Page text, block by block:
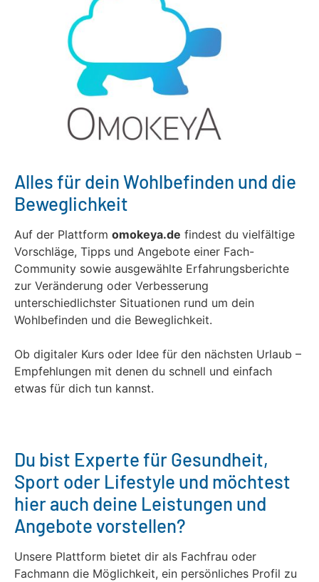
Alles für dein Wohlbefinden und die
Beweglichkeit
Auf der Plattform omokeya.de findest du vielfältige
Vorschläge, Tipps und Angebote einer Fach-
Community sowie ausgewählte Erfahrungsberichte
zur Veränderung oder Verbesserung
unterschiedlichster Situationen rund um dein
Wohlbefinden und die Beweglichkeit.
Ob digitaler Kurs oder Idee für den nächsten Urlaub –
Empfehlungen mit denen du schnell und einfach
etwas für dich tun kannst.
Du bist Experte für Gesundheit,
Sport oder Lifestyle und möchtest
hier auch deine Leistungen und
Angebote vorstellen?
Unsere Plattform bietet dir als Fachfrau oder
Fachmann die Möglichkeit, ein persönliches Profil zu